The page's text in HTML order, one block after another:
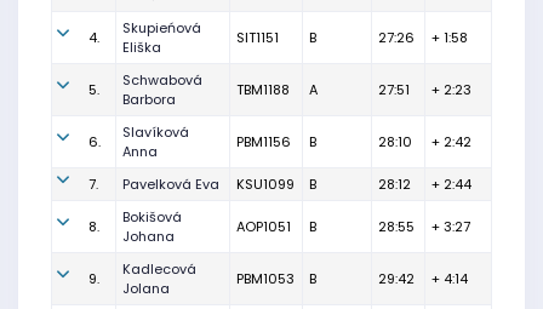
4.
Skupieńová
Eliška
SIT1151 B 27:26 + 1:58
5.
Schwabová
Barbora
TBM1188 A 27:51 + 2:23
6.
Slavíková
Anna
PBM1156 B 28:10 + 2:42
7. Pavelková Eva KSU1099 B 28:12 + 2:44
8.
Bokišová
Johana
AOP1051 B 28:55 + 3:27
9.
Kadlecová
Jolana
PBM1053 B 29:42 + 4:14